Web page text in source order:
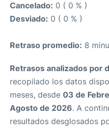
Cancelado: 0 ( 0 % )
Desviado: 0 ( 0 % )
Retraso promedio: 8
Retrasos analizados por
recopilado los datos
meses, desde 03 de
Agosto de 2026. A
resultados desglosados